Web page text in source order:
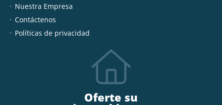
Nuestra Empresa
Contáctenos
Políticas de privacidad
Oferte su